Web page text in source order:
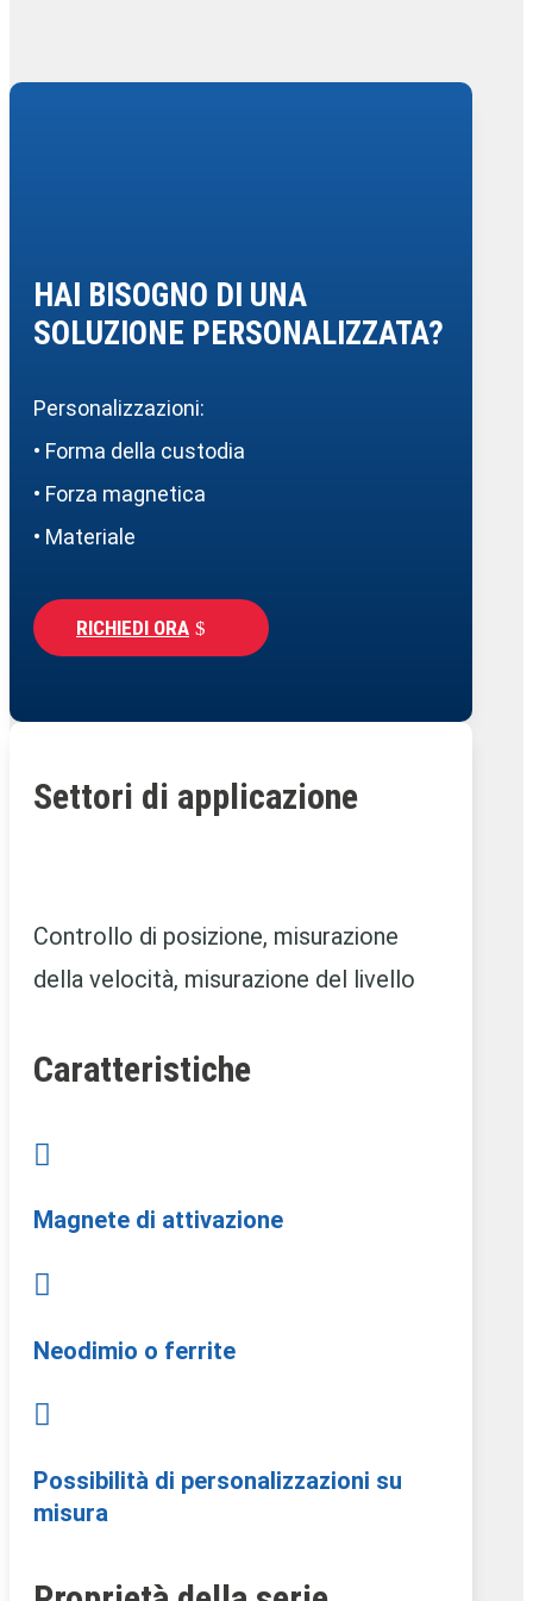
HAI BISOGNO DI UNA
SOLUZIONE PERSONALIZZATA?
Personalizzazioni:
• Forma della custodia
• Forza magnetica
• Materiale
RICHIEDI ORA
Settori di applicazione
Controllo di posizione, misurazione
della velocità, misurazione del livello
Caratteristiche

Magnete di attivazione

Neodimio o ferrite

Possibilità di personalizzazioni su
misura